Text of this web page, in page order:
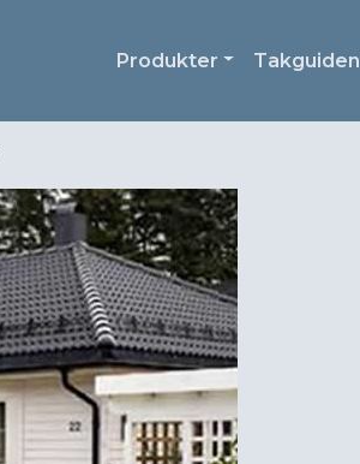
Produkter Takguiden